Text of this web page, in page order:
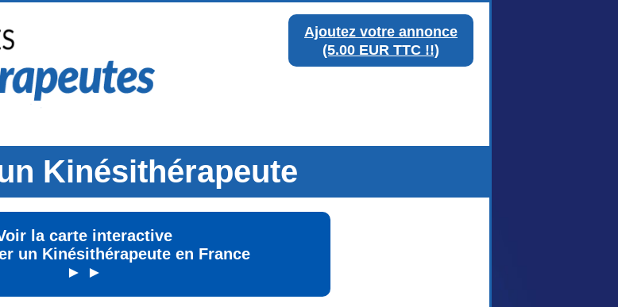
Ajoutez votre annonce
(5.00 EUR TTC !!)
Kinésithérapeute
la carte interactive
un Kinésithérapeute en France
► ►